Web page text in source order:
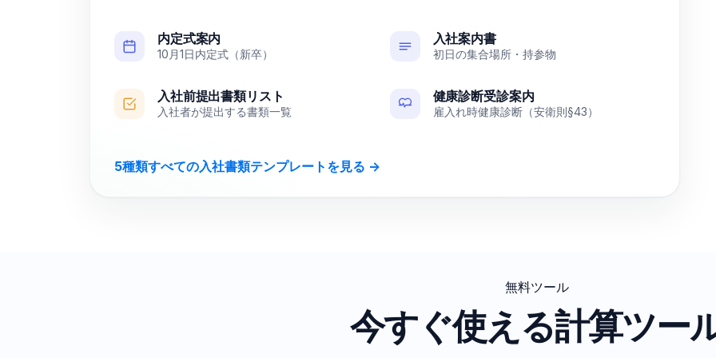
内定式案内
10月1日内定式（新卒）
入社案内書
初日の集合場所・持参物
入社前提出書類リスト
入社者が提出する書類一覧
健康診断受診案内
雇入れ時健康診断（安衛則§43）
5種類すべての入社書類テンプレートを見る →
無料ツール
今すぐ使える計算ツー